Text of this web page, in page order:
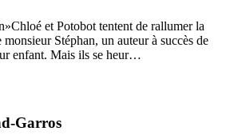
et Potobot tentent de rallumer la
Stéphan, un auteur à succès de
enfant. Mais ils se heur…
Garros